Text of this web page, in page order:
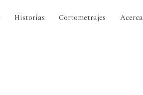
Historias Cortometrajes Acerca